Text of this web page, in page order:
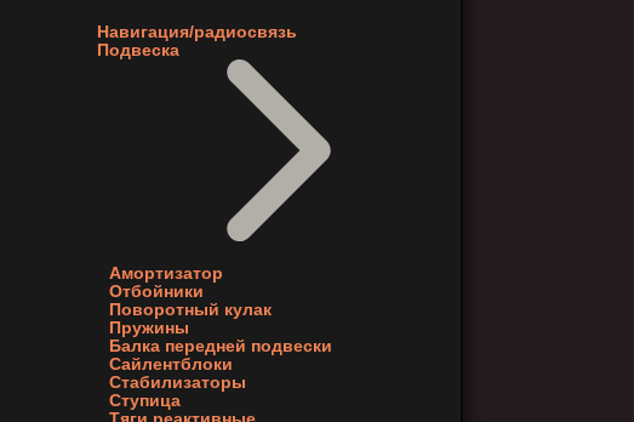
Навигация/радиосвязь
Подвеска
Амортизатор
Отбойники
Поворотный кулак
Пружины
Балка передней подвески
Сайлентблоки
Стабилизаторы
Ступица